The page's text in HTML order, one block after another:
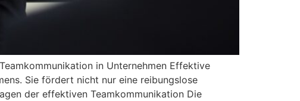
in Unternehmen Effektive
Sie fördert nicht nur eine reibungslose
der effektiven Teamkommunikation Die